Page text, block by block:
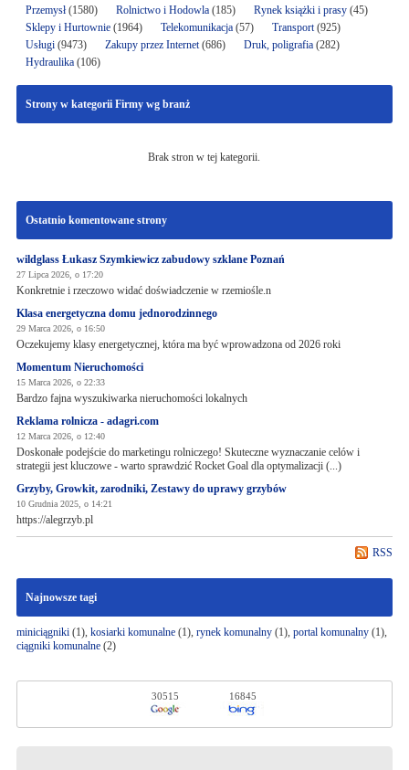
Przemysł(1580) Rolnictwo i Hodowla(185) Rynek książki i prasy(45)
Sklepy i Hurtownie(1964) Telekomunikacja(57) Transport(925)
Usługi(9473) Zakupy przez Internet(686) Druk, poligrafia(282)
Hydraulika(106)
Strony w kategorii Firmy wg branż
Brak stron w tej kategorii.
Ostatnio komentowane strony
wildglass Łukasz Szymkiewicz zabudowy szklane Poznań
27 Lipca 2026, o 17:20
Konkretnie i rzeczowo widać doświadczenie w rzemiośle.n
Klasa energetyczna domu jednorodzinnego
29 Marca 2026, o 16:50
Oczekujemy klasy energetycznej, która ma być wprowadzona od 2026 roki
Momentum Nieruchomości
15 Marca 2026, o 22:33
Bardzo fajna wyszukiwarka nieruchomości lokalnych
Reklama rolnicza - adagri.com
12 Marca 2026, o 12:40
Doskonałe podejście do marketingu rolniczego! Skuteczne wyznaczanie celów i
strategii jest kluczowe - warto sprawdzić Rocket Goal dla optymalizacji (...)
Grzyby, Growkit, zarodniki, Zestawy do uprawy grzybów
10 Grudnia 2025, o 14:21
https://alegrzyb.pl
RSS
Najnowsze tagi
miniciągniki(1), kosiarki komunalne(1), rynek komunalny(1), portal komunalny(1),
ciągniki komunalne(2)
30515 16845